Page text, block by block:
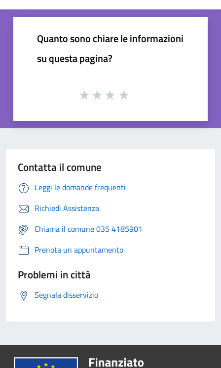
Quanto sono chiare le informazioni
su questa pagina?
Contatta il comune
Leggi le domande frequenti
Richiedi Assistenza
Chiama il comune 035 4185901
Prenota un appuntamento
Problemi in città
Segnala disservizio